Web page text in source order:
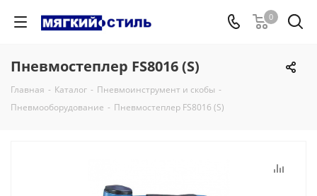
0
Пневмостеплер FS8016 (S)
Главная - Каталог - Пневмоинструмент и скобы -
Пневмооборудование - Пневмостеплер FS8016 (S)